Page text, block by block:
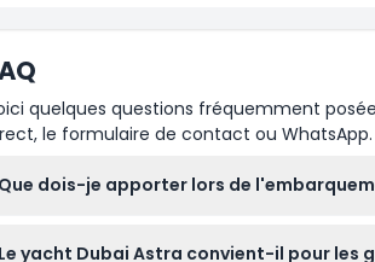
quelques questions fréquemment
le formulaire de contact ou WhatsApp.
Que dois-je apporter lors de
votre maillot de bain. Habillez-vous
Le yacht Dubai Astra convient-il pour les